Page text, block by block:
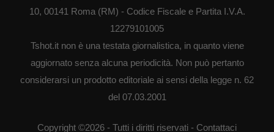
10, 00141 Roma (RM) - Codice Fiscale e Partita I.V.A.
12279101005
Tshot.it non è una testata giornalistica, in quanto viene
aggiornato senza alcuna periodicità. Non può pertanto
considerarsi un prodotto editoriale ai sensi della legge n. 62
del 07.03.2001
Copyright ©2026 - Tutti i diritti riservati - Contattaci